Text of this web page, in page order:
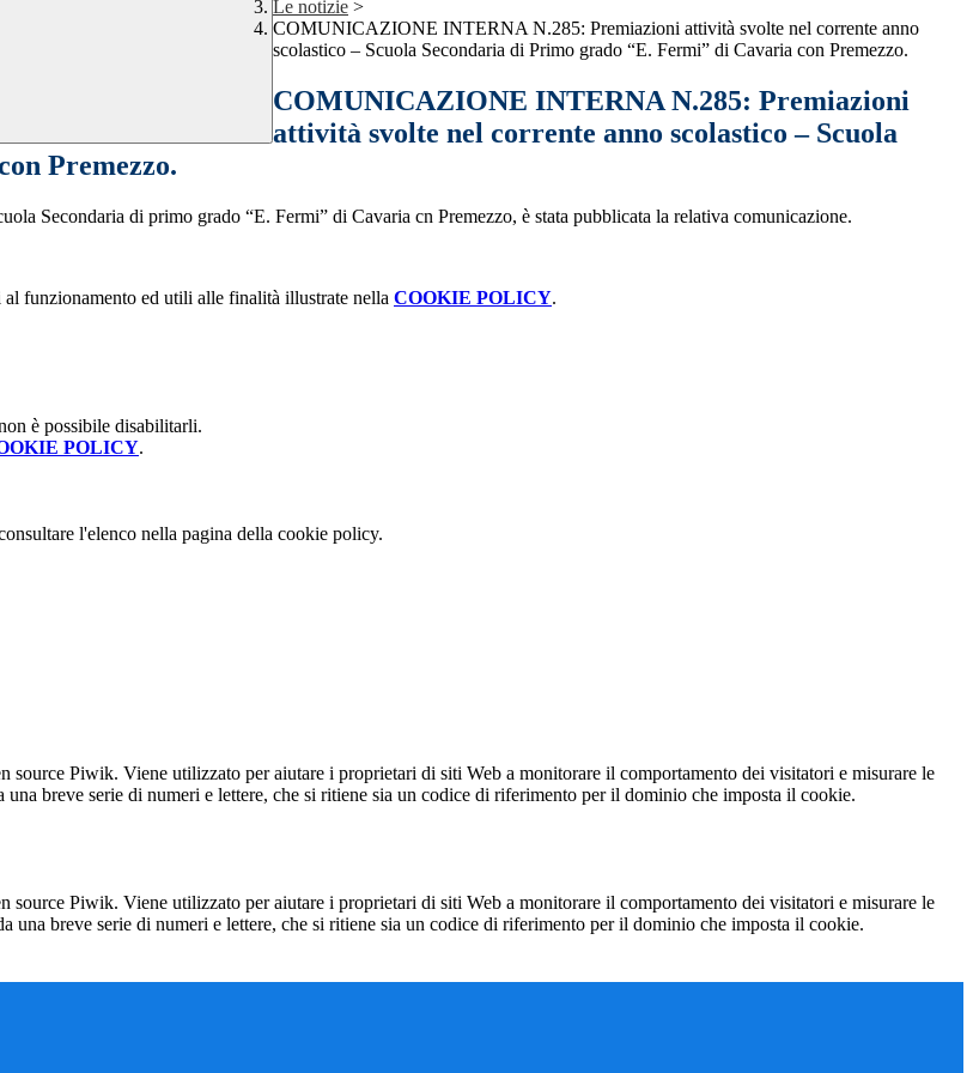
Le notizie >
COMUNICAZIONE INTERNA N.285: Premiazioni attività svolte nel corrente anno
scolastico – Scuola Secondaria di Primo grado “E. Fermi” di Cavaria con Premezzo.
COMUNICAZIONE INTERNA N.285: Premiazioni
attività svolte nel corrente anno scolastico – Scuola
Premezzo.
Secondaria di primo grado “E. Fermi” di Cavaria cn Premezzo, è stata pubblicata la relativa comunicazione.
funzionamento ed utili alle finalità illustrate nella COOKIE POLICY.
è possibile disabilitarli.
POLICY.
l'elenco nella pagina della cookie policy.
source Piwik. Viene utilizzato per aiutare i proprietari di siti Web a monitorare il comportamento dei visitatori e misurare le
breve serie di numeri e lettere, che si ritiene sia un codice di riferimento per il dominio che imposta il cookie.
source Piwik. Viene utilizzato per aiutare i proprietari di siti Web a monitorare il comportamento dei visitatori e misurare le
breve serie di numeri e lettere, che si ritiene sia un codice di riferimento per il dominio che imposta il cookie.